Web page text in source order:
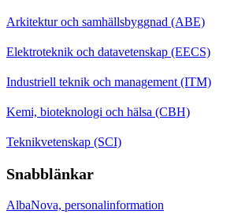
Arkitektur och samhällsbyggnad (ABE)
Elektroteknik och datavetenskap (EECS)
Industriell teknik och management (ITM)
Kemi, bioteknologi och hälsa (CBH)
Teknikvetenskap (SCI)
Snabblänkar
AlbaNova, personalinformation